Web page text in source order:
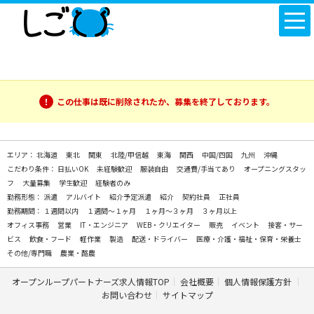
この仕事は既に削除されたか、募集を終了しております。
エリア： 北海道 東北 関東 北陸/甲信越 東海 関西 中国/四国 九州
沖縄
こだわり条件： 日払いOK 未経験歓迎 服装自由 交通費/手当てあり
オープニングスタッ
フ
大量募集 学生歓迎
経験者のみ
勤務形態： 派遣 アルバイト 紹介予定派遣 紹介 契約社員
正社員
勤務期間： １週間以内 １週間～１ヶ月 １ヶ月～３ヶ月
３ヶ月以上
オフィス事務
営業 IT・エンジニア WEB・クリエイター 販売 イベント
接客・サー
ビス
飲食・フード 軽作業 製造 配送・ドライバー
医療・介護・福祉・保育・栄養士
その他/専門職
農業・酪農
オープンループパートナーズ求人情報TOP 会社概要
個人情報保護方針
お問い合わせ
サイトマップ